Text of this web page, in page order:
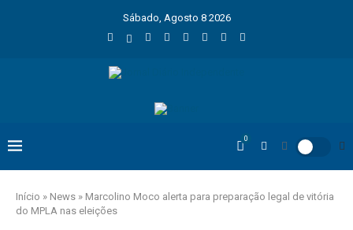
Sábado, Agosto 8 2026
0
Início » News » Marcolino Moco alerta para preparação legal de vitória
do MPLA nas eleições